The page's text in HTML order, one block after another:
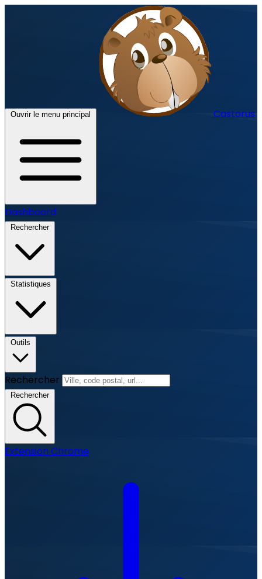
Ouvrir le menu principal Castorus
Dashboard
Rechercher
Statistiques
Outils
Rechercher
Rechercher
Extension Chrome